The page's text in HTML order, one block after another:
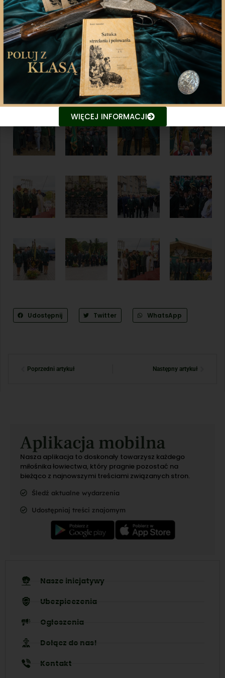
Udostępnij Twitter WhatsApp
Poprzedni artykuł Następny artykuł
Aplikacja mobilna
Nasza aplikacja to doskonały towarzysz każdego
miłośnika łowiectwa, który pragnie pozostać na
bieżąco z najnowszymi treściami związanych stron.
Śledź aktualne wydarzenia
Udostępniaj treści znajomym
Nasze inicjatywy
Ubezpieczenia
Ogłoszenia
Dołącz do nas!
Kontakt
WIĘCEJ INFORMACJI